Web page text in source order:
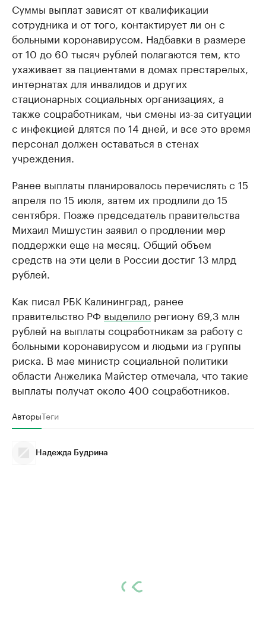
Суммы выплат зависят от квалификации
сотрудника и от того, контактирует ли он с
больными коронавирусом. Надбавки в размере
от 10 до 60 тысяч рублей полагаются тем, кто
ухаживает за пациентами в домах престарелых,
интернатах для инвалидов и других
стационарных социальных организациях, а
также соцработникам, чьи смены из-за ситуации
с инфекцией длятся по 14 дней, и все это время
персонал должен оставаться в стенах
учреждения.
Ранее выплаты планировалось перечислять с 15
апреля по 15 июля, затем их продлили до 15
сентября. Позже председатель правительства
Михаил Мишустин заявил о продлении мер
поддержки еще на месяц. Общий объем
средств на эти цели в России достиг 13 млрд
рублей.
Как писал РБК Калининград, ранее
правительство РФ выделило региону 69,3 млн
рублей на выплаты соцработникам за работу с
больными коронавирусом и людьми из группы
риска. В мае министр социальной политики
области Анжелика Майстер отмечала, что такие
выплаты получат около 400 соцработников.
АвторыТеги
Надежда Будрина